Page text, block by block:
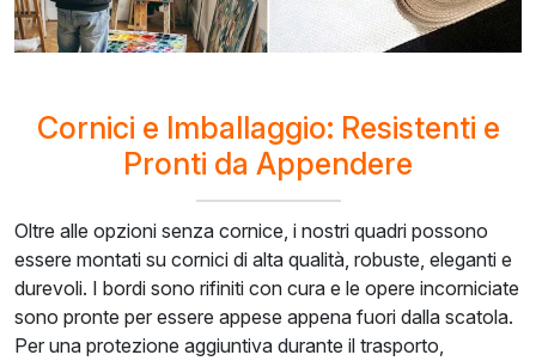
Cornici e Imballaggio: Resistenti e
Pronti da Appendere
Oltre alle opzioni senza cornice, i nostri quadri possono
essere montati su cornici di alta qualità, robuste, eleganti e
durevoli. I bordi sono rifiniti con cura e le opere incorniciate
sono pronte per essere appese appena fuori dalla scatola.
Per una protezione aggiuntiva durante il trasporto,